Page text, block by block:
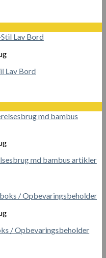
Lav Bord
md bambus artikler
/ Opbevaringsbeholder